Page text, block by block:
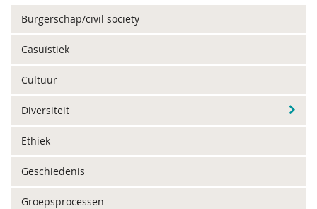
Burgerschap/civil society
Casuïstiek
Cultuur
Diversiteit
Ethiek
Geschiedenis
Groepsprocessen